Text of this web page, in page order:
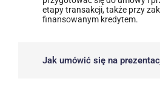
etapy transakcji, także przy
finansowanym kredytem.
Jak umówić się na